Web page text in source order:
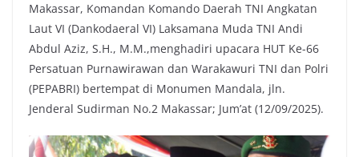
Makassar, Komandan Komando Daerah TNI Angkatan
Laut VI (Dankodaeral VI) Laksamana Muda TNI Andi
Abdul Aziz, S.H., M.M.,menghadiri upacara HUT Ke-66
Persatuan Purnawirawan dan Warakawuri TNI dan Polri
(PEPABRI) bertempat di Monumen Mandala, jln.
Jenderal Sudirman No.2 Makassar; Jum’at (12/09/2025).